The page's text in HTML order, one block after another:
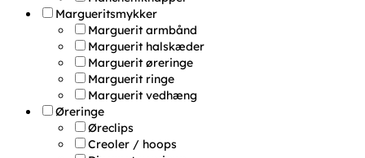
Margueritsmykker
Marguerit armbånd
Marguerit halskæder
Marguerit øreringe
Marguerit ringe
Marguerit vedhæng
Øreringe
Øreclips
Creoler / hoops